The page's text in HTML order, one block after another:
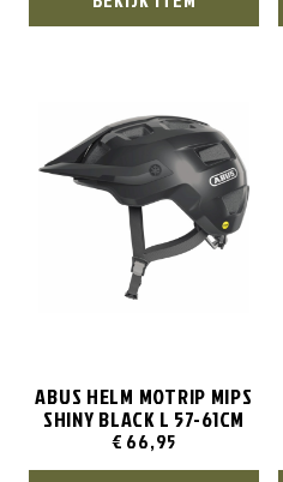
ABUS HELM MOTRIP MIPS
SHINY BLACK L 57-61CM
€ 66,95